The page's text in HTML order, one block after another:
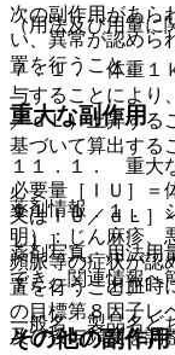
次の副作用があら
い、異常が認めら
置を行うこと。
重大な副作用
１１．１． 重大
１１．１．１．
明）：じん麻疹、
頻脈等の症状が認
置を行うこと。
その他の副作用
（用法及び用量に
７．１． 体重１
与することにより
／ｄＬ）上昇する
基づいて算出する
必要量［ＩＵ］＝
又はＩＵ／ｄＬ］
Ｌ）］。
７．２． 出血時
の目標第８因子レ
及び投与頻度を調
薬剤情報
薬剤写真、用法用
でき、関連情報へ
一般名、製品名ど